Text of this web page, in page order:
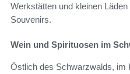
Werkstätten und kleinen
Souvenirs.
Wein und Spirituosen im
Östlich des Schwarzwalds, im